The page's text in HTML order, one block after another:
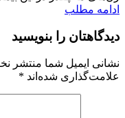
ادامه مطلب
دیدگاهتان را بنویسید
نشانی ایمیل شما منتشر
علامت‌گذاری شده‌اند *